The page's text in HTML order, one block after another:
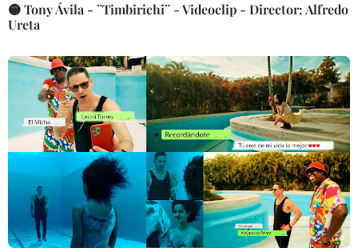
🟡 Tony Ávila - ¨Timbirichi¨ - Videoclip - Director: Alfredo
Ureta